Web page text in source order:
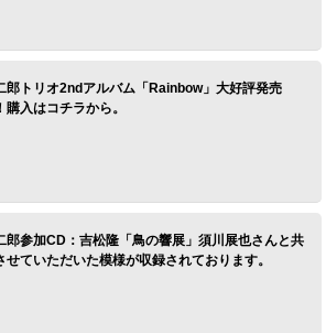
郎トリオ2ndアルバム「Rainbow」大好評発売
購入はコチラから。
郎参加CD：吉松隆「鳥の響展」須川展也さんと共
せていただいた模様が収録されております。